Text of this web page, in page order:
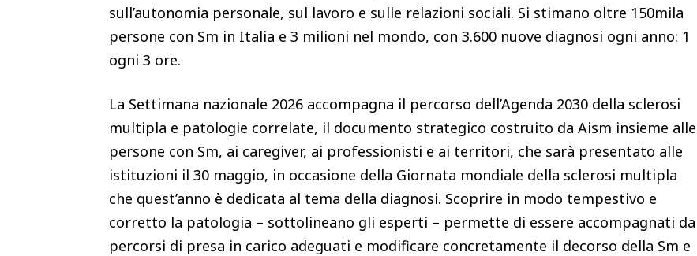
sull’autonomia personale, sul lavoro e sulle relazioni sociali. Si stimano oltre 150mila
persone con Sm in Italia e 3 milioni nel mondo, con 3.600 nuove diagnosi ogni anno: 1
ogni 3 ore.
La Settimana nazionale 2026 accompagna il percorso dell’Agenda 2030 della sclerosi
multipla e patologie correlate, il documento strategico costruito da Aism insieme alle
persone con Sm, ai caregiver, ai professionisti e ai territori, che sarà presentato alle
istituzioni il 30 maggio, in occasione della Giornata mondiale della sclerosi multipla
che quest’anno è dedicata al tema della diagnosi. Scoprire in modo tempestivo e
corretto la patologia – sottolineano gli esperti – permette di essere accompagnati da
percorsi di presa in carico adeguati e modificare concretamente il decorso della Sm e